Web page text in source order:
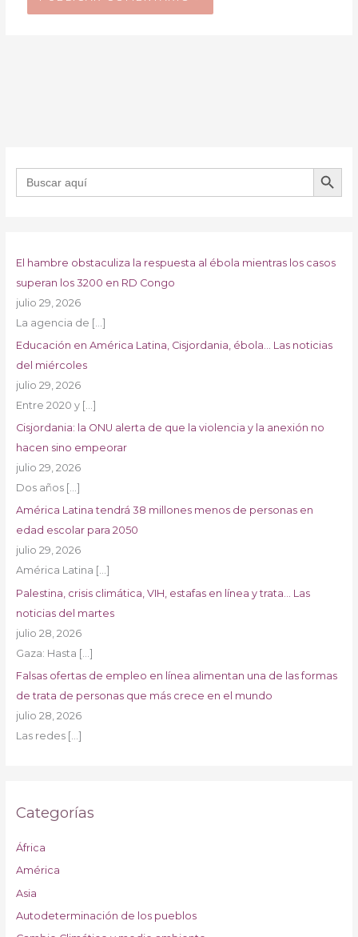
Buscar: BOTÓN DE
El hambre obstaculiza la respuesta al ébola mientras los casos
superan los 3200 en RD Congo
julio 29, 2026
La agencia de […]
Educación en América Latina, Cisjordania, ébola… Las noticias
del miércoles
julio 29, 2026
Entre 2020 y […]
Cisjordania: la ONU alerta de que la violencia y la anexión no
hacen sino empeorar
julio 29, 2026
Dos años […]
América Latina tendrá 38 millones menos de personas en
edad escolar para 2050
julio 29, 2026
América Latina […]
Palestina, crisis climática, VIH, estafas en línea y trata… Las
noticias del martes
julio 28, 2026
Gaza: Hasta […]
Falsas ofertas de empleo en línea alimentan una de las formas
de trata de personas que más crece en el mundo
julio 28, 2026
Las redes […]
Categorías
África
América
Asia
Autodeterminación de los pueblos